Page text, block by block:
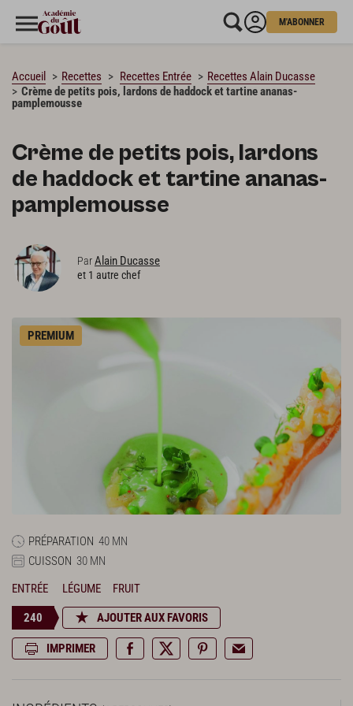
M'ABONNER
Accueil Recettes Recettes Entrée
Recettes Alain Ducasse
Crème de petits pois, lardons de haddock et tartine ananas-
pamplemousse
Crème de petits pois, lardons
de haddock et tartine ananas-
pamplemousse
ParAlain Ducasse
et 1 autre chef
PREMIUM
PRÉPARATION 40 MN
CUISSON 30 MN
ENTRÉE
LÉGUME FRUIT
240 AJOUTER AUX FAVORIS
IMPRIMER
CHARGEMENT…